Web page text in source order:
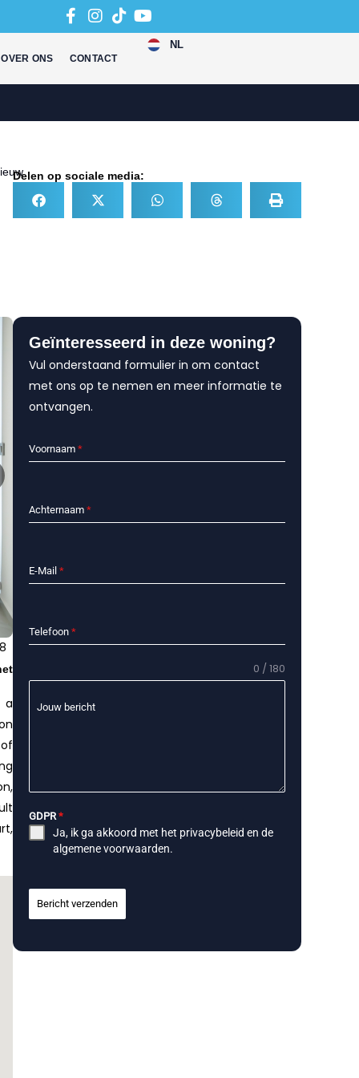
OVER ONS CONTACT
NL
Delen op sociale media:
a
Geïnteresseerd in deze woning?
Vul onderstaand formulier in om contact
met ons op te nemen en meer informatie te
ontvangen.
Voornaam *
Achternaam *
E-Mail *
Telefoon *
Jouw bericht
0 / 180
GDPR *
Ja, ik ga akkoord met het privacybeleid en de
algemene voorwaarden.
Bericht verzenden